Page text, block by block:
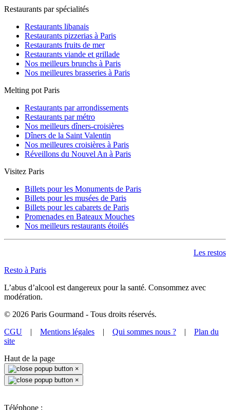
Restaurants par spécialités
Restaurants libanais
Restaurants pizzerias à Paris
Restaurants fruits de mer
Restaurants viande et grillade
Nos meilleurs brunchs à Paris
Nos meilleures brasseries à Paris
Melting pot Paris
Restaurants par arrondissements
Restaurants par métro
Nos meilleurs dîners-croisières
Dîners de la Saint Valentin
Nos meilleures croisières à Paris
Réveillons du Nouvel An à Paris
Visitez Paris
Billets pour les Monuments de Paris
Billets pour les musées de Paris
Billets pour les cabarets de Paris
Promenades en Bateaux Mouches
Nos meilleurs restaurants étoilés
Les restos
Resto à Paris
L’abus d’alcool est dangereux pour la santé. Consommez avec
modération.
© 2026 Paris Gourmand - Tous droits réservés.
CGU | Mentions légales | Qui sommes nous ? | Plan du
site
Haut de la page
×
×
Téléphone :